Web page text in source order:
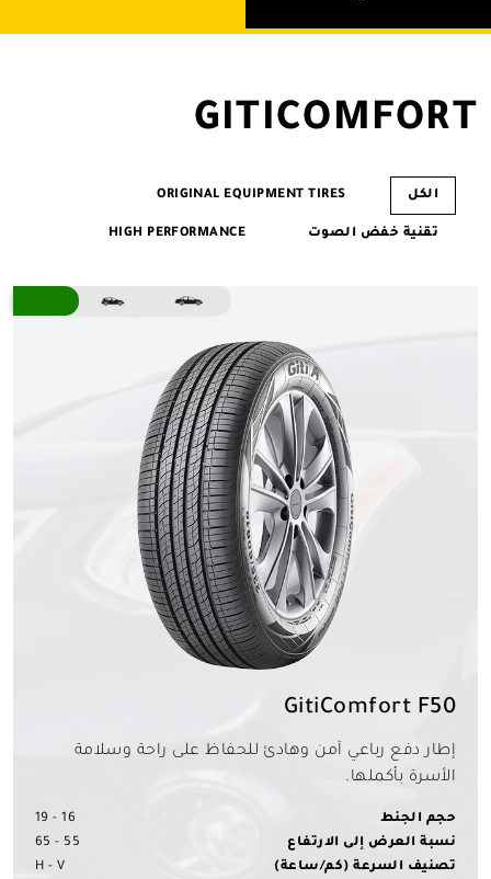
GITICOMFORT
الكل ORIGINAL EQUIPMENT TIRES
تقنية خفض الصوت HIGH PERFORMANCE
GitiComfort F50
إطار دفع رباعي آمن وهادئ للحفاظ على راحة وسلامة
الأسرة بأكملها.
حجم الجنط
16 - 19
نسبة العرض إلى الارتفاع
55 - 65
تصنيف السرعة (كم/ساعة)
H - V